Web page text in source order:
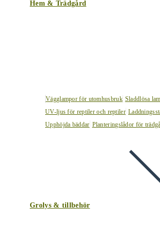
Hem & Trädgård
Vägglampor för utomhusbruk Sladdlösa
UV-ljus för reptiler och reptiler
Upphöjda bäddar Planteringslådor för
Grolys & tillbehör